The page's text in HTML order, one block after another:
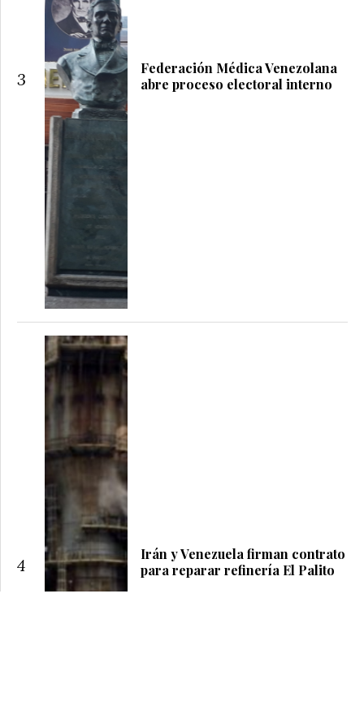
3
Federación Médica Venezolana
abre proceso electoral interno
4
Irán y Venezuela firman contrato
para reparar refinería El Palito